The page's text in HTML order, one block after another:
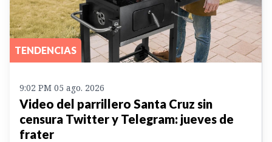
TENDENCIAS
9:02 PM 05 ago. 2026
Video del parrillero Santa Cruz sin
censura Twitter y Telegram: jueves de
frater